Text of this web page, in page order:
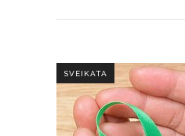
SVEIKATA